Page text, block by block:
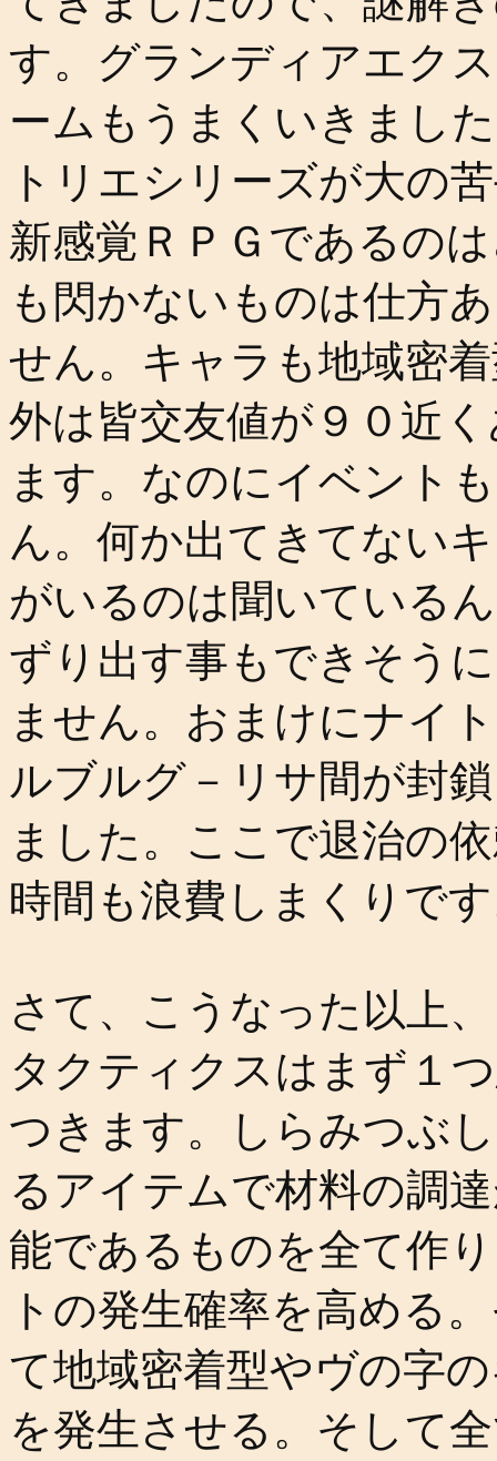
す。グランディアエク
ームもうまくいきまし
トリエシリーズが大の
新感覚ＲＰＧであるの
も閃かないものは仕方
せん。キャラも地域密
外は皆交友値が９０近
ます。なのにイベント
ん。何か出てきてない
がいるのは聞いている
ずり出す事もできそう
ません。おまけにナイ
ルブルグ－リサ間が封
ました。ここで退治の
時間も浪費しまくりで
さて、こうなった以上
タクティクスはまず１
つきます。しらみつぶ
るアイテムで材料の調
能であるものを全て作
トの発生確率を高める
て地域密着型やヴの字
を発生させる。そして